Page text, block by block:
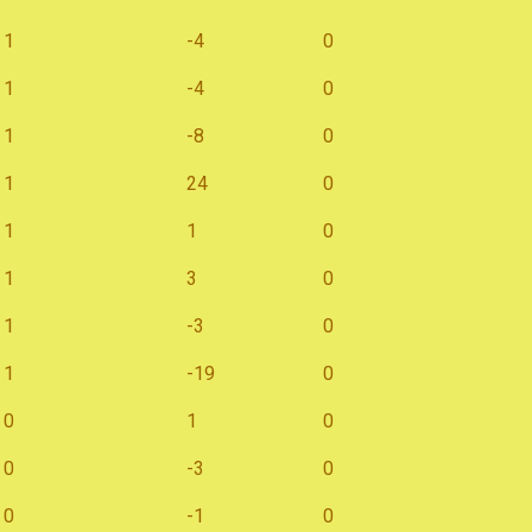
1 -4 0
1 -4 0
1 -8 0
1 24 0
1 1 0
1 3 0
1 -3 0
1 -19 0
0 1 0
0 -3 0
0 -1 0